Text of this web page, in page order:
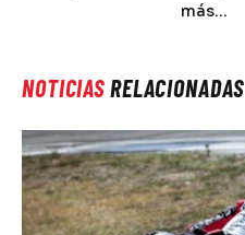
más…
NOTICIASRELACIONADAS